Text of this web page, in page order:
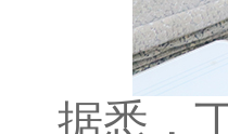
据悉，